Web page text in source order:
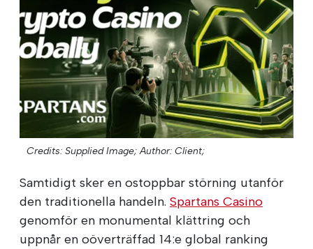
Credits: Supplied Image; Author: Client;
Samtidigt sker en ostoppbar störning utanför
den traditionella handeln. Spartans Casino
genomför en monumental klättring och
uppnår en oöverträffad 14:e global ranking